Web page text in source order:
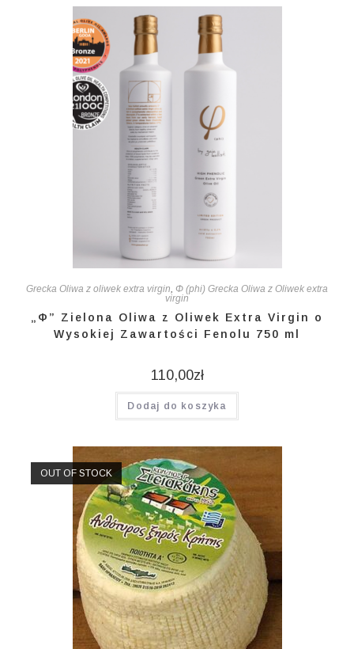
Grecka Oliwa z oliwek extra virgin, Φ (phi) Grecka Oliwa z Oliwek extra
virgin
„Φ” Zielona Oliwa z Oliwek Extra Virgin o
Wysokiej Zawartości Fenolu 750 ml
110,00zł
Dodaj do koszyka
OUT OF STOCK